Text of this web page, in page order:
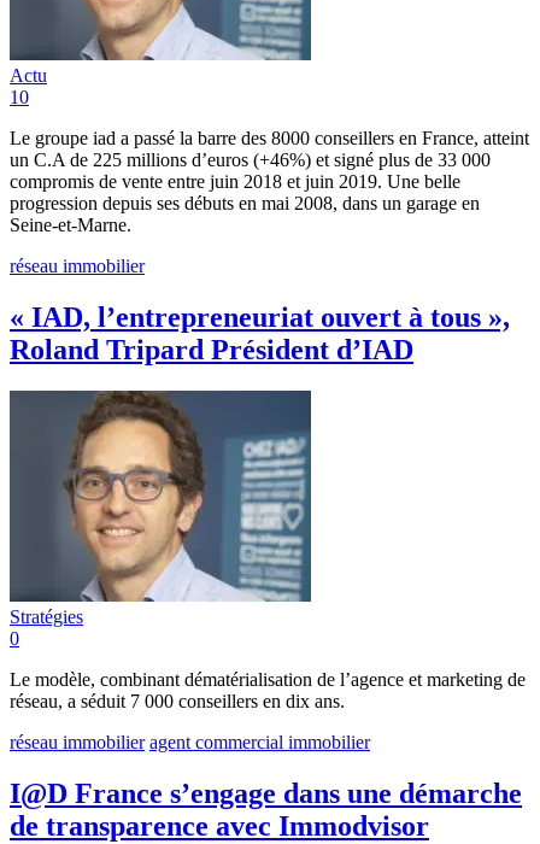
Actu
10
Le groupe iad a passé la barre des 8000 conseillers en France, atteint
un C.A de 225 millions d’euros (+46%) et signé plus de 33 000
compromis de vente entre juin 2018 et juin 2019. Une belle
progression depuis ses débuts en mai 2008, dans un garage en
Seine-et-Marne.
réseau immobilier
« IAD, l’entrepreneuriat ouvert à tous »,
Roland Tripard Président d’IAD
Stratégies
0
Le modèle, combinant dématérialisation de l’agence et marketing de
réseau, a séduit 7 000 conseillers en dix ans.
réseau immobilier agent commercial immobilier
I@D France s’engage dans une démarche
de transparence avec Immodvisor